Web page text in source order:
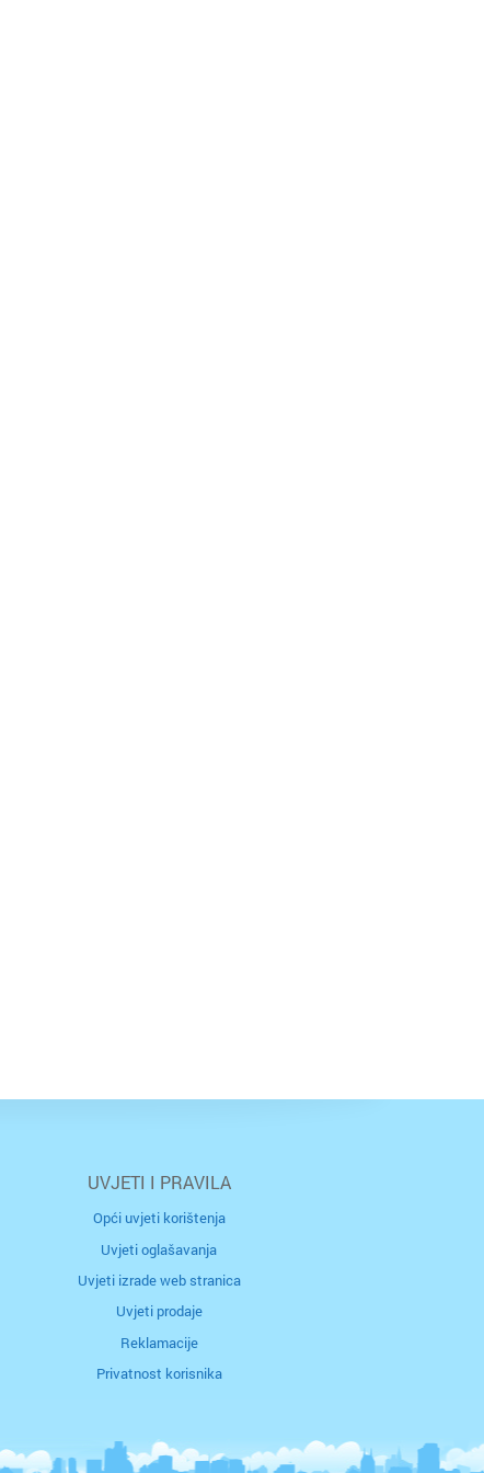
UVJETI I PRAVILA
Opći uvjeti korištenja
Uvjeti oglašavanja
Uvjeti izrade web stranica
Uvjeti prodaje
Reklamacije
Privatnost korisnika